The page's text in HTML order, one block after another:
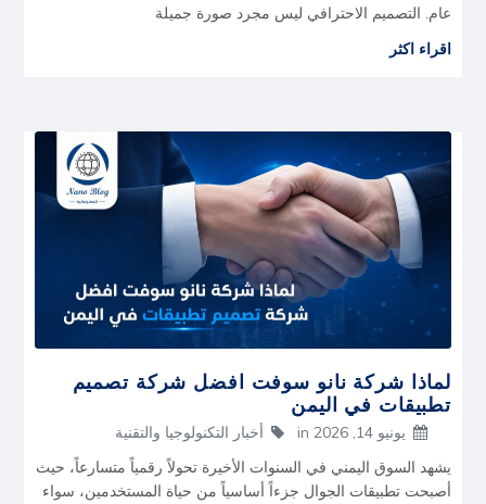
عام. التصميم الاحترافي ليس مجرد صورة جميلة
اقراء اكثر
لماذا شركة نانو سوفت افضل شركة تصميم
تطبيقات في اليمن
يونيو 14, 2026 in
أخبار التكنولوجيا والتقنية
يشهد السوق اليمني في السنوات الأخيرة تحولاً رقمياً متسارعاً، حيث
أصبحت تطبيقات الجوال جزءاً أساسياً من حياة المستخدمين، سواء